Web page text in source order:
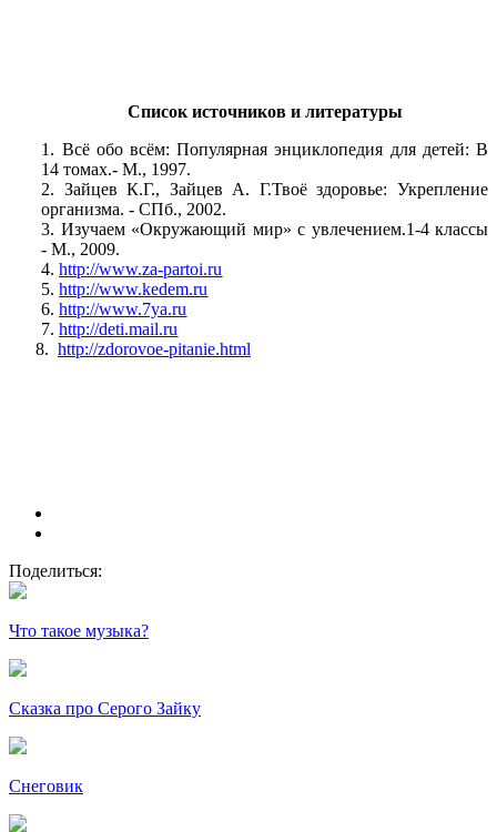
Список источников и литературы
1. Всё обо всём: Популярная энциклопедия для детей: В
14 томах.- М., 1997.
2. Зайцев К.Г., Зайцев А. Г.Твоё здоровье: Укрепление
организма. - СПб., 2002.
3. Изучаем «Окружающий мир» с увлечением.1-4 классы
- М., 2009.
4.http://www.za-partoi.ru
5.http://www.kedem.ru
6.http://www.7ya.ru
7.http://deti.mail.ru
8. http://zdorovoe-pitanie.html
Поделиться:
Что такое музыка?
Сказка про Серого Зайку
Снеговик